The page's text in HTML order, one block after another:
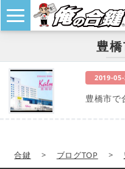
豊
2019-
豊橋市で
合鍵 > ブログTOP >